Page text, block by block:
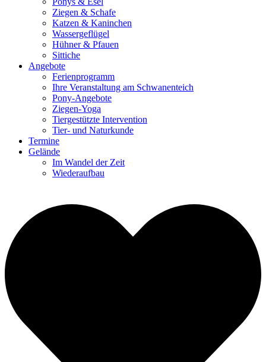
Ziegen & Schafe
Katzen & Kaninchen
Wassergeflügel
Hühner & Pfauen
Sittiche
Angebote
Ferienprogramm
Ihre Veranstaltung am Schwanenteich
Pony-Angebote
Ziegen-Yoga
Tiergestützte Intervention
Tier- und Naturkunde
Termine
Gelände
Im Wandel der Zeit
Wiederaufbau